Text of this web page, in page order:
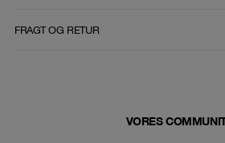
FRAGT OG RETUR
VORES